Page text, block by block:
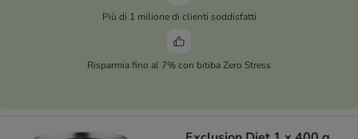
Più di 1 milione di clienti soddisfatti
Risparmia fino al 7% con bitiba Zero Stress